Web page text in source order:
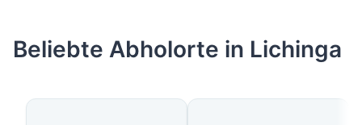
Beliebte Abholorte in Lichinga